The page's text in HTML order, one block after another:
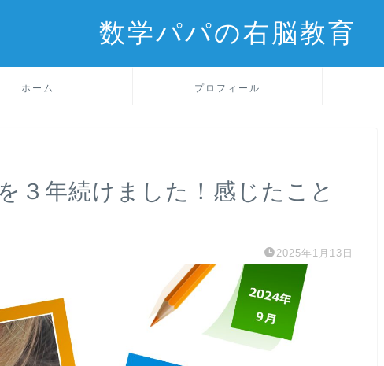
数学パパの右脳教育
ホーム プロフィール
３年続けました！感じたこと
2025年1月13日